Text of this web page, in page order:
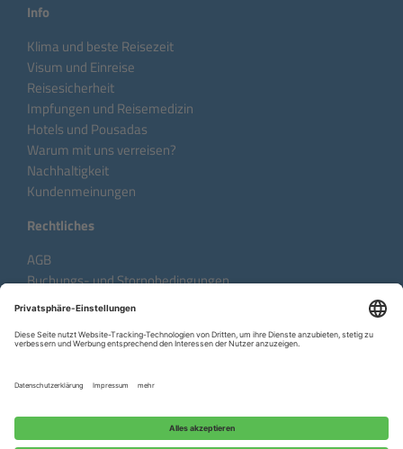
Info
Klima und beste Reisezeit
Visum und Einreise
Reisesicherheit
Impfungen und Reisemedizin
Hotels und Pousadas
Warum mit uns verreisen?
Nachhaltigkeit
Kundenmeinungen
Rechtliches
AGB
Buchungs- und Stornobedingungen
Datenschutzhinweise
Sprache: DE
Copyright © 2026 Aventura do Brasil